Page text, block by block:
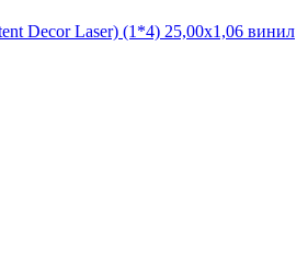
Decor Laser) (1*4) 25,00x1,06 винил